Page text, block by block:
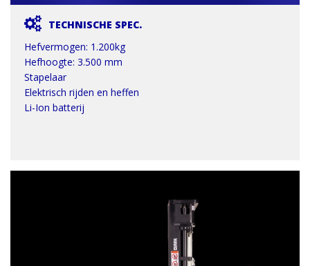
TECHNISCHE SPEC.
Hefvermogen: 1.200kg
Hefhoogte: 3.500 mm
Stapelaar
Elektrisch rijden en heffen
Li-Ion batterij